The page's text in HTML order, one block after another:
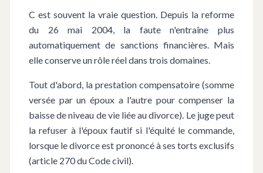
C est souvent la vraie question. Depuis la reforme
du 26 mai 2004, la faute n'entraîne plus
automatiquement de sanctions financières. Mais
elle conserve un rôle réel dans trois domaines.
Tout d'abord, la prestation compensatoire (somme
versée par un époux a l'autre pour compenser la
baisse de niveau de vie liée au divorce). Le juge peut
la refuser à l'époux fautif si l'équité le commande,
lorsque le divorce est prononcé à ses torts exclusifs
(article 270 du Code civil).